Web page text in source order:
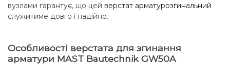
вузлами гарантує, що цей верстат арматурозгинальний
служитиме довго і надійно.
Особливості верстата для згинання
арматури MAST Bautechnik GW50A